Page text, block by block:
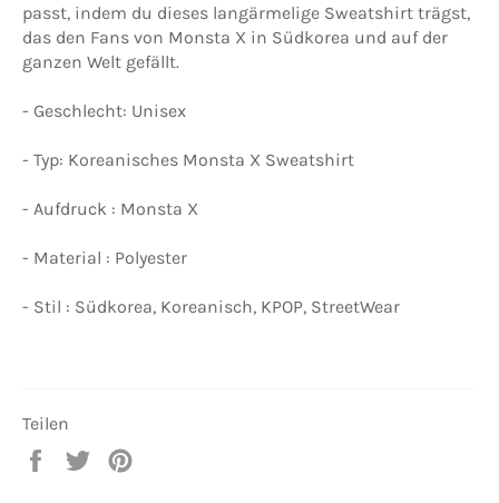
passt, indem du dieses langärmelige Sweatshirt trägst,
das den Fans von Monsta X in Südkorea und auf der
ganzen Welt gefällt.
- Geschlecht: Unisex
- Typ: Koreanisches Monsta X Sweatshirt
- Aufdruck : Monsta X
- Material : Polyester
- Stil : Südkorea, Koreanisch, KPOP, StreetWear
Teilen
Auf
Auf